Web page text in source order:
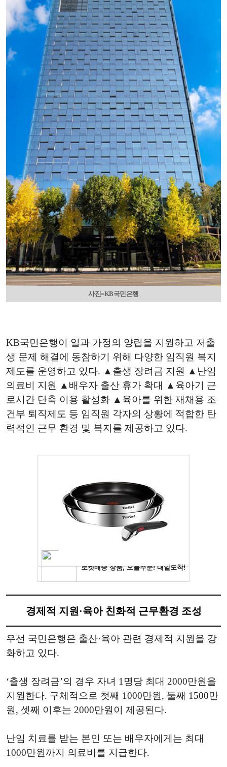
사진=KB국민은행
KB국민은행이 일과 가정의 양립을 지원하고 저출
생 문제 해결에 동참하기 위해 다양한 임직원 복지
제도를 운영하고 있다. ▲출생 장려금 지원 ▲난임
의료비 지원 ▲배우자 출산 휴가 확대 ▲육아기 근
로시간 단축 이용 활성화 ▲육아를 위한 재채용 조
건부 퇴직제도 등 임직원 각자의 상황에 적합한 탄
력적인 근무 환경 및 복지를 제공하고 있다.
경제적 지원·육아 친화적 근무환경 조성
우선 국민은행은 출산·육아 관련 경제적 지원을 강
화하고 있다.
‘출생 장려금’의 경우 자녀 1명당 최대 2000만원을
지원한다. 구체적으로 첫째 1000만원, 둘째 1500만
원, 셋째 이후는 2000만원이 제공된다.
난임 치료를 받는 본인 또는 배우자에게는 최대
1000만원까지 의료비를 지급한다.